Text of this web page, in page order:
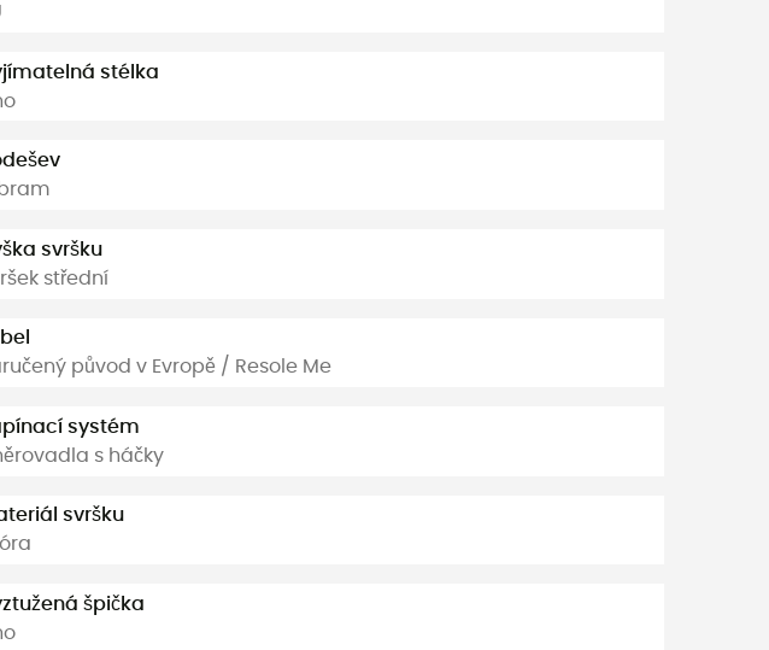
stélka
svršku
střední
původ v Evropě / Resole Me
systém
s háčky
svršku
špička